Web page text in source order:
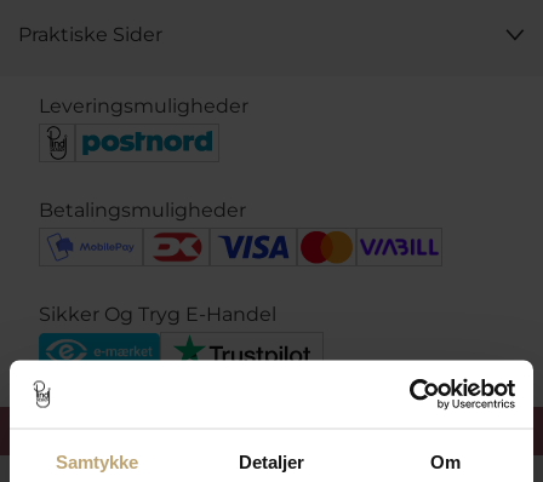
Samtykke Detaljer Om
Praktiske Sider
Leveringsmuligheder
Betalingsmuligheder
Sikker Og Tryg E-Handel